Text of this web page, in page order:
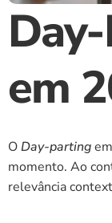
em
O Day-parting em
momento. Ao
relevância